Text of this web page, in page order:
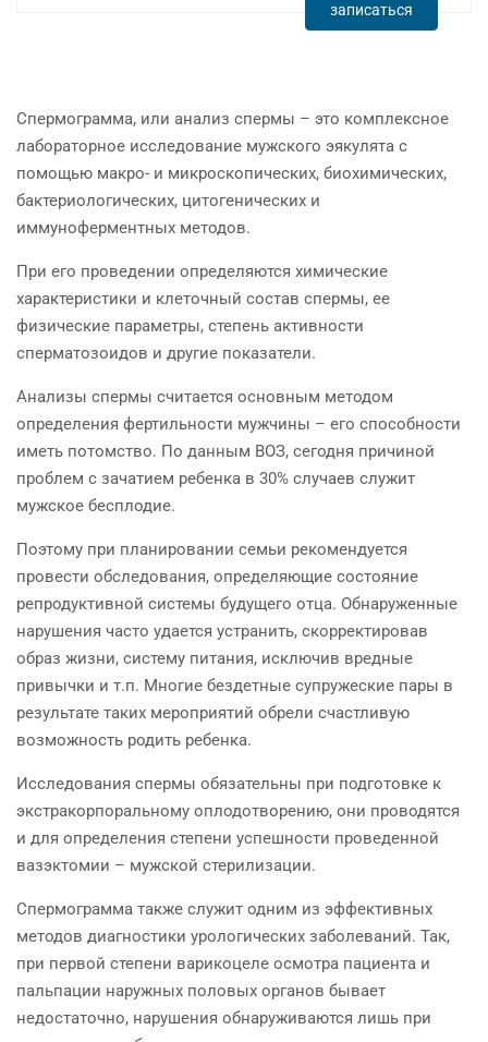
записаться
Спермограмма, или анализ спермы – это комплексное
лабораторное исследование мужского эякулята с
помощью макро- и микроскопических, биохимических,
бактериологических, цитогенических и
иммуноферментных методов.
При его проведении определяются химические
характеристики и клеточный состав спермы, ее
физические параметры, степень активности
сперматозоидов и другие показатели.
Анализы спермы считается основным методом
определения фертильности мужчины – его способности
иметь потомство. По данным ВОЗ, сегодня причиной
проблем с зачатием ребенка в 30% случаев служит
мужское бесплодие.
Поэтому при планировании семьи рекомендуется
провести обследования, определяющие состояние
репродуктивной системы будущего отца. Обнаруженные
нарушения часто удается устранить, скорректировав
образ жизни, систему питания, исключив вредные
привычки и т.п. Многие бездетные супружеские пары в
результате таких мероприятий обрели счастливую
возможность родить ребенка.
Исследования спермы обязательны при подготовке к
экстракорпоральному оплодотворению, они проводятся
и для определения степени успешности проведенной
вазэктомии – мужской стерилизации.
Спермограмма также служит одним из эффективных
методов диагностики урологических заболеваний. Так,
при первой степени варикоцеле осмотра пациента и
пальпации наружных половых органов бывает
недостаточно, нарушения обнаруживаются лишь при